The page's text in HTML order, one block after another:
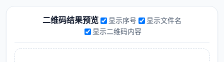
二维码结果预览 显示序号
显示文件名
显示二维码内容